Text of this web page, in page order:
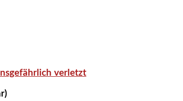
verletzt